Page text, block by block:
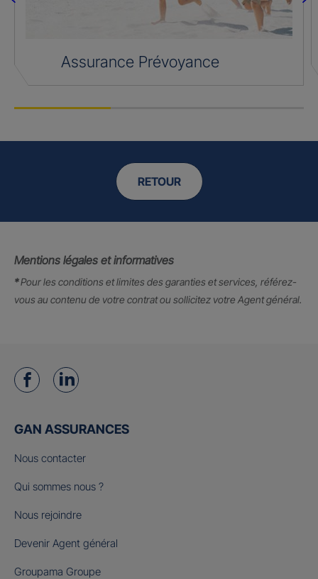
Assurance Prévoyance
RETOUR
Mentions légales et informatives
*Pour les conditions et limites des garanties et services, référez-
vous au contenu de votre contrat ou sollicitez votre Agent général.
GAN ASSURANCES
Nous contacter
Qui sommes nous ?
Nous rejoindre
Devenir Agent général
Groupama Groupe